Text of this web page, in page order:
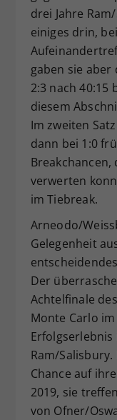
drei Jahre
einiges drin,
gaben sie aber
2:3 nach 40:15
diesem
Im zweiten
dann bei 1:0
verwerten
im Tiebreak.
Arneodo/
Gelegenheit
Der
Achtelfinale
Monte Carlo
Ram/
Chance auf
2019, sie
von Ofner/